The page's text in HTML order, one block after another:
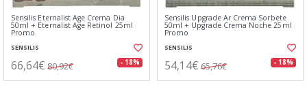
Sensilis Eternalist Age Crema Dia
50ml + Eternalist Age Retinol 25ml
Promo
SENSILIS
66,64€ 80,92€ - 18%
Sensilis Upgrade Ar Crema Sorbete
50ml + Upgrade Crema Noche 25ml
Promo
SENSILIS
54,14€ 65,76€ - 18%